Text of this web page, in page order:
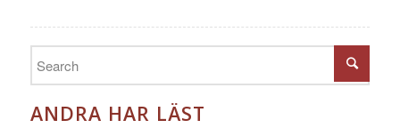
ANDRA HAR LÄST